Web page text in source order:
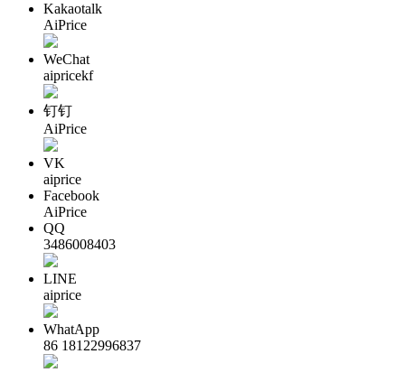
Kakaotalk
AiPrice
WeChat
aipricekf
钉钉
AiPrice
VK
aiprice
Facebook
AiPrice
QQ
3486008403
LINE
aiprice
WhatApp
86 18122996837